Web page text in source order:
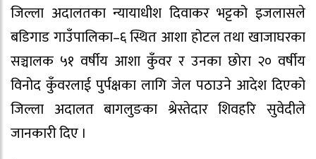
जिल्ला अदालतका न्यायाधीश दिवाकर भट्टको इजलासले
बडिगाड गाउँपालिका–६ स्थित आशा होटल तथा खाजाघरका
सञ्चालक ५१ वर्षीय आशा कुँवर र उनका छोरा २० वर्षीय
विनोद कुँवरलाई पुर्पक्षका लागि जेल पठाउने आदेश दिएको
जिल्ला अदालत बागलुङका श्रेस्तेदार शिवहरि सुवेदीले
जानकारी दिए ।